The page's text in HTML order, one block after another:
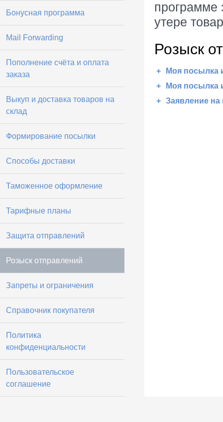
Бонусная программа
Mail Forwarding
Пополнение счёта и оплата
заказа
Выкуп и доставка товаров на
склад
Формирование посылки
Способы доставки
Таможенное оформление
Тарифные планы
Защита отправлений
Розыск отправлений
Запреты и ограничения
Справочник покупателя
Политика
конфиденциальности
Пользовательское
соглашение
программе
утере
Розыск
Моя посылка
Моя посылка
Заявление